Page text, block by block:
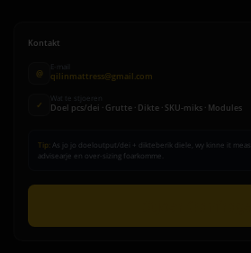
Kontakt
@
E-mail
qilinmattress@gmail.com
✓
Wat te stjoeren
Doel pcs/dei · Grutte · Dikte · SKU-miks · Modules
Tip: As jo jo doeloutput/dei + dikteberik diele, wy kinne it
advisearje en over-sizing foarkomme.